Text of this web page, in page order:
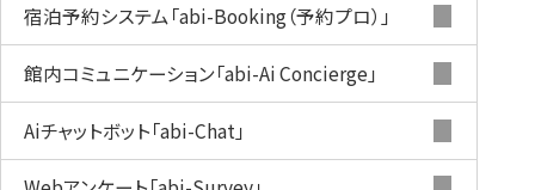
宿泊予約システム 「abi-Booking（予約プロ）」
館内コミュニケーション「abi-Ai Concierge」
Aiチャットボット「abi-Chat」